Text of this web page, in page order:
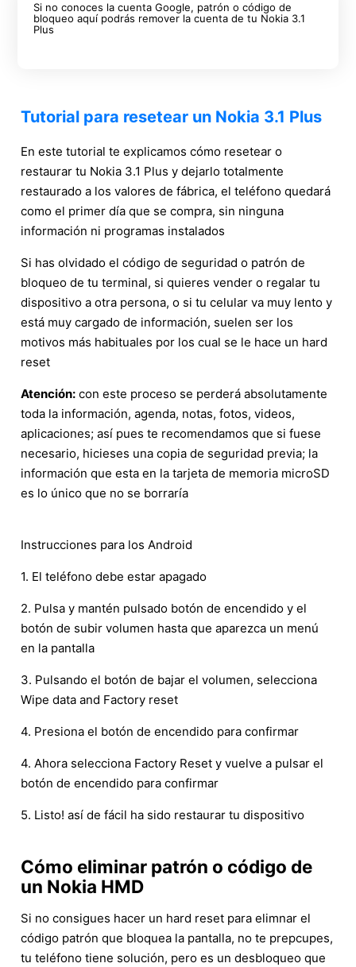
Si no conoces la cuenta Google, patrón o código de
bloqueo aquí podrás remover la cuenta de tu Nokia 3.1
Plus
Tutorial para resetear un Nokia 3.1 Plus
En este tutorial te explicamos cómo resetear o
restaurar tu Nokia 3.1 Plus y dejarlo totalmente
restaurado a los valores de fábrica, el teléfono quedará
como el primer día que se compra, sin ninguna
información ni programas instalados
Si has olvidado el código de seguridad o patrón de
bloqueo de tu terminal, si quieres vender o regalar tu
dispositivo a otra persona, o si tu celular va muy lento y
está muy cargado de información, suelen ser los
motivos más habituales por los cual se le hace un hard
reset
Atención: con este proceso se perderá absolutamente
toda la información, agenda, notas, fotos, videos,
aplicaciones; así pues te recomendamos que si fuese
necesario, hicieses una copia de seguridad previa; la
información que esta en la tarjeta de memoria microSD
es lo único que no se borraría
Instrucciones para los Android
1. El teléfono debe estar apagado
2. Pulsa y mantén pulsado botón de encendido y el
botón de subir volumen hasta que aparezca un menú
en la pantalla
3. Pulsando el botón de bajar el volumen, selecciona
Wipe data and Factory reset
4. Presiona el botón de encendido para confirmar
4. Ahora selecciona Factory Reset y vuelve a pulsar el
botón de encendido para confirmar
5. Listo! así de fácil ha sido restaurar tu dispositivo
Cómo eliminar patrón o código de
un Nokia HMD
Si no consigues hacer un hard reset para elimnar el
código patrón que bloquea la pantalla, no te prepcupes,
tu teléfono tiene solución, pero es un desbloqueo que